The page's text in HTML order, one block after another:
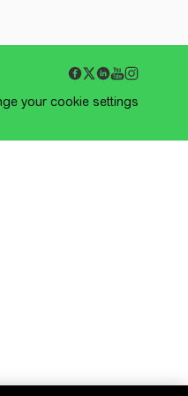
your cookie settings